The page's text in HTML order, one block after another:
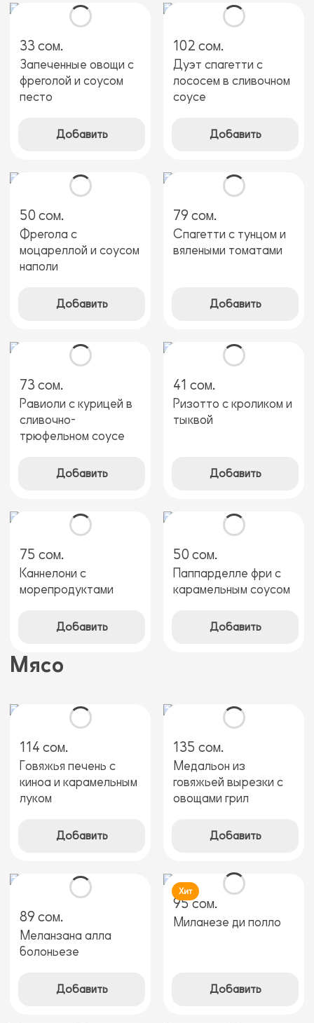
33 сом.
Запеченные овощи с
фреголой и соусом
песто
Добавить
102 сом.
Дуэт спагетти с
лососем в сливочном
соусе
Добавить
50 сом.
Фрегола с
моцареллой и соусом
наполи
Добавить
79 сом.
Спагетти с тунцом и
вялеными томатами
Добавить
73 сом.
Равиоли с курицей в
сливочно-
трюфельном соусе
Добавить
41 сом.
Ризотто с кроликом и
тыквой
Добавить
75 сом.
Каннелони с
морепродуктами
Добавить
50 сом.
Паппарделле фри с
карамельным соусом
Добавить
Мясо
114 сом.
Говяжья печень с
киноа и карамельным
луком
Добавить
135 сом.
Медальон из
говяжьей вырезки с
овощами грил
Добавить
89 сом.
Меланзана алла
болоньезе
Добавить
95 сом.
Миланезе ди полло
Добавить
Хит